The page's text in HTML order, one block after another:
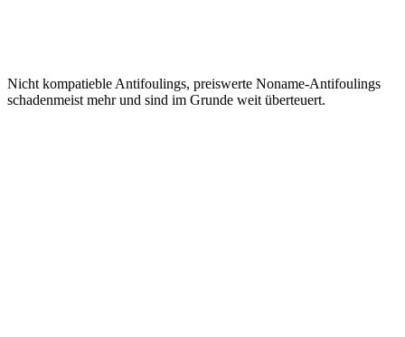
Nicht kompatieble Antifoulings, preiswerte Noname-Antifoulings
schadenmeist mehr und sind im Grunde weit überteuert.